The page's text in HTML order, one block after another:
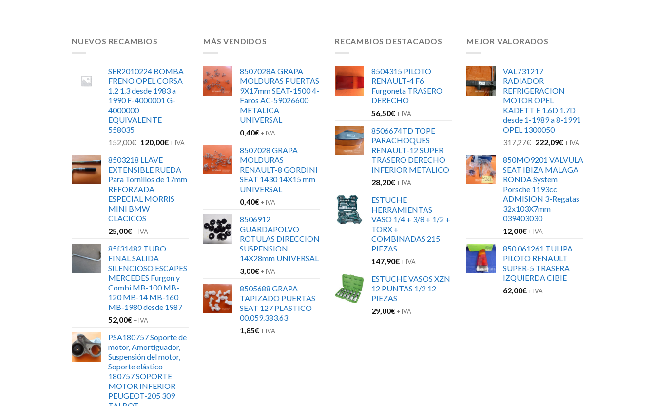
NUEVOS RECAMBIOS
SER2010224 BOMBA
FRENO OPEL CORSA
1.2 1.3 desde 1983 a
1990 F-4000001 G-
4000000
EQUIVALENTE
558035
152,00€ El
original
era:
152,00€.
120,00€El
es:
120,00€.
+ IVA
8503218 LLAVE
EXTENSIBLE RUEDA
Para Tornillos de 17mm
REFORZADA
ESPECIAL MORRIS
MINI BMW
CLACICOS
25,00€+ IVA
85f31482 TUBO
FINAL SALIDA
SILENCIOSO ESCAPES
MERCEDES Furgon y
Combi MB-100 MB-
120 MB-14 MB-160
MB-1980 desde 1987
52,00€+ IVA
PSA180757 Soporte de
motor, Amortiguador,
Suspensión del motor,
Soporte elástico
180757 SOPORTE
MOTOR INFERIOR
PEUGEOT-205 309
MÁS VENDIDOS
8507028A GRAPA
MOLDURAS PUERTAS
9X17mm SEAT-1500 4-
Faros AC-59026600
METALICA
UNIVERSAL
0,40€+ IVA
8507028 GRAPA
MOLDURAS
RENAULT-8 GORDINI
SEAT 1430 14X15 mm
UNIVERSAL
0,40€+ IVA
8506912
GUARDAPOLVO
ROTULAS DIRECCION
SUSPENSION
14X28mm UNIVERSAL
3,00€+ IVA
8505688 GRAPA
TAPIZADO PUERTAS
SEAT 127 PLASTICO
00.059.383.63
1,85€+ IVA
RECAMBIOS DESTACADOS
8504315 PILOTO
RENAULT-4 F6
Furgoneta TRASERO
DERECHO
56,50€+ IVA
8506674TD TOPE
PARACHOQUES
RENAULT-12 SUPER
TRASERO DERECHO
INFERIOR METALICO
28,20€+ IVA
ESTUCHE
HERRAMIENTAS
VASO 1/4 + 3/8 + 1/2 +
TORX +
COMBINADAS 215
PIEZAS
147,90€+ IVA
ESTUCHE VASOS XZN
12 PUNTAS 1/2 12
PIEZAS
29,00€+ IVA
MEJOR VALORADOS
VAL731217
RADIADOR
REFRIGERACION
MOTOR OPEL
KADETT E 1.6D 1.7D
desde 1-1989 a 8-1991
OPEL 1300050
317,27€ El
original
era:
317,27€.
222,09€El
actual
es:
+ IVA
850MO9201 VALVULA
SEAT IBIZA MALAGA
RONDA System
Porsche 1193cc
ADMISION 3-Regatas
32x103X7mm
039403030
12,00€+ IVA
850 061261 TULIPA
PILOTO RENAULT
SUPER-5 TRASERA
IZQUIERDA CIBIE
62,00€+ IVA